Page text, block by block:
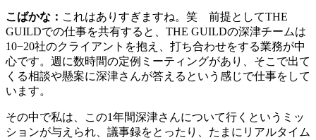
こばかな： これはありすぎますね。笑 前提としてTHE
GUILDでの仕事を共有すると、THE GUILDの深津チームは
10−20社のクライアントを抱え、打ち合わせをする業務が中
心です。週に数時間の定例ミーティングがあり、そこで出て
くる相談や懸案に深津さんが答えるという感じで仕事をして
います。
その中で私は、この1年間深津さんについて行くというミッ
ションが与えられ、議事録をとったり、たまにリアルタイム